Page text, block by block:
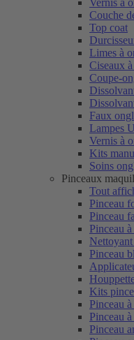
Vernis à
Couche
Top coat
Limes à
Ciseaux
Coupe-
Faux
Lampes
Vernis à
Kits
Soins
Pinceaux
Tout
Pinceau
Pinceau
Pinceau
Pinceau
Kits
Pinceau
Pinceau
Pinceau